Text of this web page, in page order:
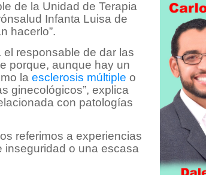
de la Unidad de Terapia
Infanta Luisa de
hacerlo”.
responsable de dar las
porque, aunque hay un
la esclerosis múltiple o
ginecológicos”, explica
con patologías
referimos a experiencias
inseguridad o una escasa